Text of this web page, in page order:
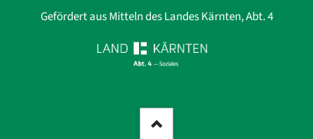
Gefördert aus Mitteln des Landes Kärnten, Abt. 4